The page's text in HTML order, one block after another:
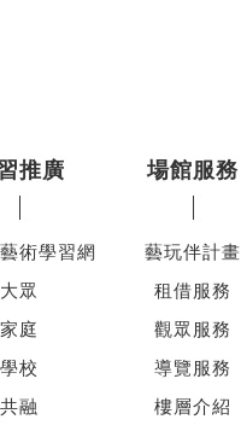
推廣
術學習網
大眾
家庭
學校
共融
場館服務
藝玩伴計畫
租借服務
觀眾服務
導覽服務
樓層介紹